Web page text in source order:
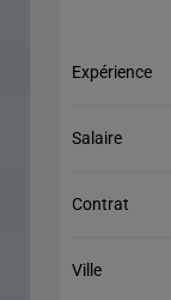
Expérience
Salaire
Contrat
Ville